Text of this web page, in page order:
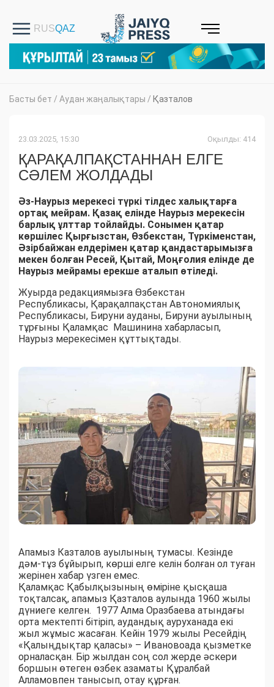
Басты бет / Аудан жаңалықтары / Қазталов
23.03.2025, 15:30 Оқылды: 414
ҚАРАҚАЛПАҚСТАННАН ЕЛГЕ
СӘЛЕМ ЖОЛДАДЫ
Әз-Наурыз мерекесі түркі тілдес халықтарға
ортақ мейрам. Қазақ елінде Наурыз мерекесін
барлық ұлттар тойлайды. Сонымен қатар
көршілес Қырғызстан, Өзбекстан, Түркіменстан,
Әзірбайжан елдерімен қатар қандастарымызға
мекен болған Ресей, Қытай, Моңғолия елінде де
Наурыз мейрамы ерекше аталып өтіледі.
Жуырда редакциямызға Өзбекстан
Республикасы, Қарақалпақстан Автономиялық
Республикасы, Бируни ауданы, Бируни ауылының
тұрғыны Қаламқас Машинина хабарласып,
Наурыз мерекесімен құттықтады.
Апамыз Казталов ауылының тумасы. Кезінде
дәм-тұз бұйырып, көрші елге келін болған ол туған
жерінен хабар үзген емес.
Қаламқас Қабылқызының өміріне қысқаша
тоқталсақ, апамыз Қазталов аулында 1960 жылы
дүниеге келген. 1977 Алма Оразбаева атындағы
орта мектепті бітіріп, аудандық ауруханада екі
жыл жұмыс жасаған. Кейін 1979 жылы Ресейдің
«Қалыңдықтар қаласы» – Ивановоада қызметке
орналасқан. Бір жылдан соң сол жерде әскери
боршын өтеген өзбек азаматы Құралбай
Алламовпен танысып, отау құрған.